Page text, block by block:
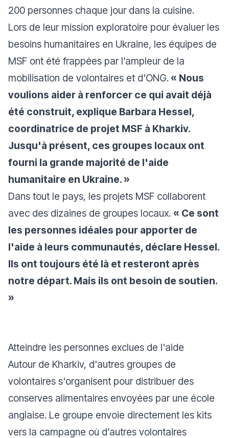
200 personnes chaque jour dans la cuisine.
Lors de leur mission exploratoire pour évaluer les
besoins humanitaires en Ukraine, les équipes de
MSF ont été frappées par l’ampleur de la
mobilisation de volontaires et d'ONG. « Nous
voulions aider à renforcer ce qui avait déjà
été construit, explique Barbara Hessel,
coordinatrice de projet MSF à Kharkiv.
Jusqu'à présent, ces groupes locaux ont
fourni la grande majorité de l'aide
humanitaire en Ukraine. »
Dans tout le pays, les projets MSF collaborent
avec des dizaines de groupes locaux. « Ce sont
les personnes idéales pour apporter de
l'aide à leurs communautés, déclare Hessel.
Ils ont toujours été là et resteront après
notre départ. Mais ils ont besoin de soutien.
»
Atteindre les personnes exclues de l'aide
Autour de Kharkiv, d'autres groupes de
volontaires s'organisent pour distribuer des
conserves alimentaires envoyées par une école
anglaise. Le groupe envoie directement les kits
vers la campagne où d’autres volontaires